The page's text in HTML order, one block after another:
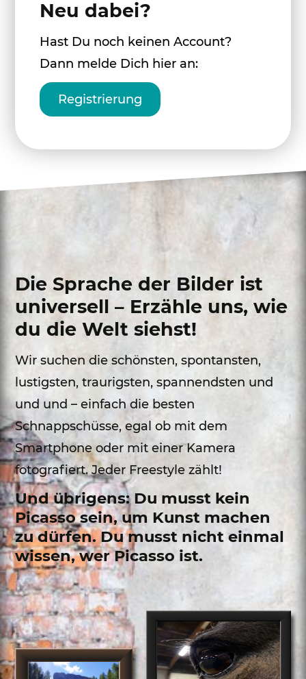
Neu dabei?
Hast Du noch keinen Account?
Dann melde Dich hier an:
Registrierung
Die Sprache der Bilder ist
universell – Erzähle uns, wie
du die Welt siehst!
Wir suchen die schönsten, spontansten,
lustigsten, traurigsten, spannendsten und
und und – einfach die besten
Schnappschüsse, egal ob mit dem
Smartphone oder mit einer Kamera
fotografiert. Jeder Freestyle zählt!
Und übrigens: Du musst kein
Picasso sein, um Kunst machen
zu dürfen. Du musst nicht einmal
wissen, wer Picasso ist.